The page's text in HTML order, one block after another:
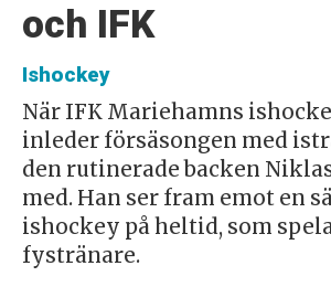
och IFK
Ishockey
När IFK Mariehamns
inleder försäsongen med
den rutinerade backen
med. Han ser fram emot en
ishockey på heltid, som
fystränare.